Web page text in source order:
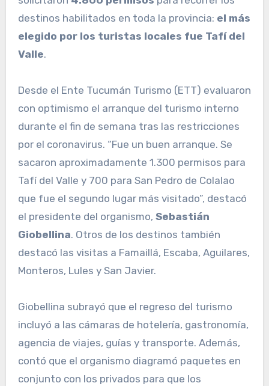
destinos habilitados en toda la provincia: el más
elegido por los turistas locales fue Tafí del
Valle.
Desde el Ente Tucumán Turismo (ETT) evaluaron
con optimismo el arranque del turismo interno
durante el fin de semana tras las restricciones
por el coronavirus. “Fue un buen arranque. Se
sacaron aproximadamente 1.300 permisos para
Tafí del Valle y 700 para San Pedro de Colalao
que fue el segundo lugar más visitado”, destacó
el presidente del organismo, Sebastián
Giobellina. Otros de los destinos también
destacó las visitas a Famaillá, Escaba, Aguilares,
Monteros, Lules y San Javier.
Giobellina subrayó que el regreso del turismo
incluyó a las cámaras de hotelería, gastronomía,
agencia de viajes, guías y transporte. Además,
contó que el organismo diagramó paquetes en
conjunto con los privados para que los